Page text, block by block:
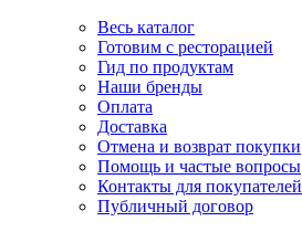
Весь каталог
Готовим с ресторацией
Гид по продуктам
Наши бренды
Оплата
Доставка
Отмена и возврат покупки
Помощь и частые вопросы
Контакты для покупателей
Публичный договор